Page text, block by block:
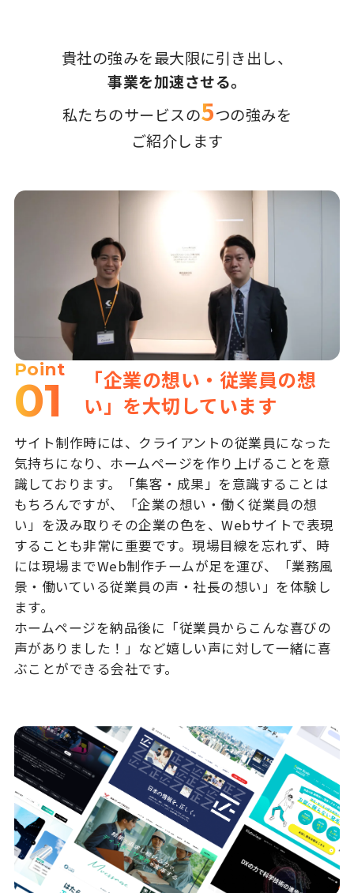
貴社の強みを最大限に引き出し、
事業を加速させる。
私たちのサービスの5つの強みを
ご紹介します
Point
01
「企業の想い・従業員の想
い」を大切しています
サイト制作時には、クライアントの従業員になった
気持ちになり、ホームページを作り上げることを意
識しております。「集客・成果」を意識することは
もちろんですが、「企業の想い・働く従業員の想
い」を汲み取りその企業の色を、Webサイトで表現
することも非常に重要です。現場目線を忘れず、時
には現場までWeb制作チームが足を運び、「業務風
景・働いている従業員の声・社長の想い」を体験し
ます。
ホームページを納品後に「従業員からこんな喜びの
声がありました！」など嬉しい声に対して一緒に喜
ぶことができる会社です。